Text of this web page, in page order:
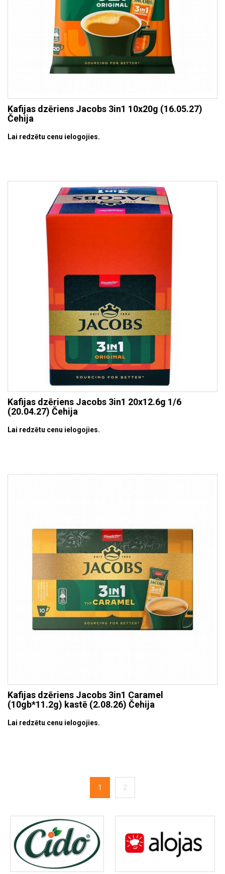
Kafijas dzēriens Jacobs 3in1 10x20g (16.05.27)
Čehija
Lai redzētu cenu ielogojies.
Kafijas dzēriens Jacobs 3in1 20x12.6g 1/6
(20.04.27) Čehija
Lai redzētu cenu ielogojies.
Kafijas dzēriens Jacobs 3in1 Caramel
(10gb*11.2g) kastē (2.08.26) Čehija
Lai redzētu cenu ielogojies.
1 2